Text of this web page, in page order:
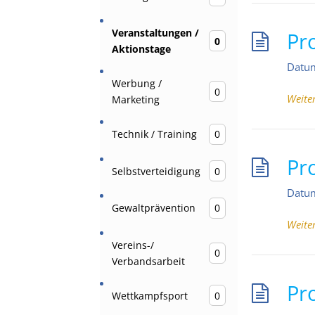
Veranstaltungen /
Aktionstage
0
Werbung /
Marketing
0
Technik / Training 0
Selbstverteidigung 0
Gewaltprävention 0
Vereins-/
Verbandsarbeit
0
Wettkampfsport 0